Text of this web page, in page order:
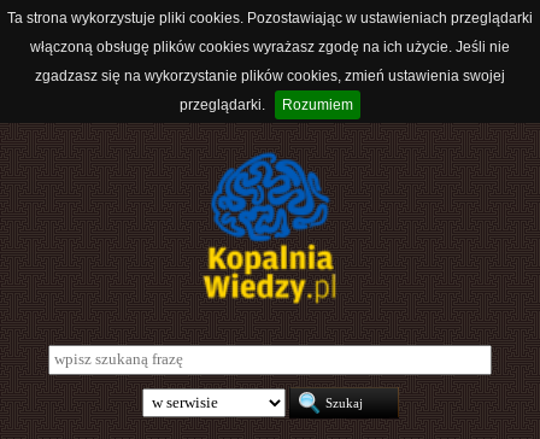
Ta strona wykorzystuje pliki cookies. Pozostawiając w ustawieniach przeglądarki
włączoną obsługę plików cookies wyrażasz zgodę na ich użycie. Jeśli nie
zgadzasz się na wykorzystanie plików cookies, zmień ustawienia swojej
przeglądarki.
Rozumiem